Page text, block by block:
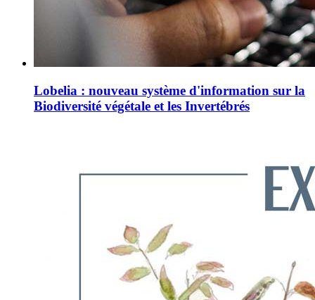
Lobelia : nouveau système d'information sur la
Biodiversité végétale et les Invertébrés